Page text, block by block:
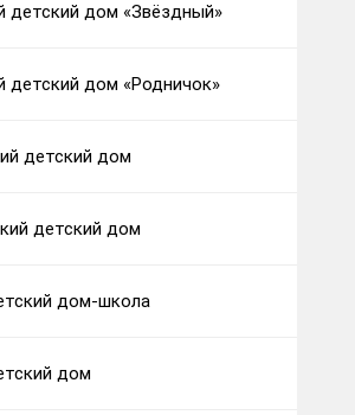
детский дом «Звёздный»
детский дом «Родничок»
детский дом
детский дом
дом-школа
дом